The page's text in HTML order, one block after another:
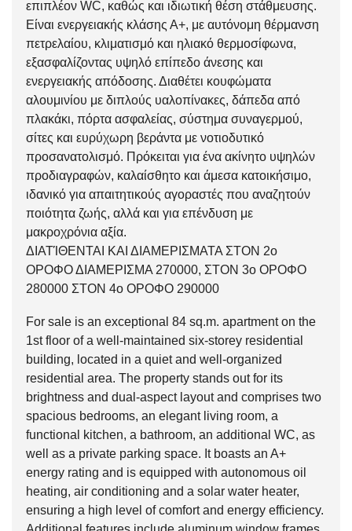
επιπλέον WC, καθώς και ιδιωτική θέση στάθμευσης.
Είναι ενεργειακής κλάσης Α+, με αυτόνομη θέρμανση
πετρελαίου, κλιματισμό και ηλιακό θερμοσίφωνα,
εξασφαλίζοντας υψηλό επίπεδο άνεσης και
ενεργειακής απόδοσης. Διαθέτει κουφώματα
αλουμινίου με διπλούς υαλοπίνακες, δάπεδα από
πλακάκι, πόρτα ασφαλείας, σύστημα συναγερμού,
σίτες και ευρύχωρη βεράντα με νοτιοδυτικό
προσανατολισμό. Πρόκειται για ένα ακίνητο υψηλών
προδιαγραφών, καλαίσθητο και άμεσα κατοικήσιμο,
ιδανικό για απαιτητικούς αγοραστές που αναζητούν
ποιότητα ζωής, αλλά και για επένδυση με
μακροχρόνια αξία.
ΔΙΑΤΊΘΕΝΤΑΙ ΚΑΙ ΔΙΑΜΕΡΙΣΜΑΤΑ ΣΤΟΝ 2ο
ΟΡΟΦΟ ΔΙΑΜΕΡΙΣΜΑ 270000, ΣΤΟΝ 3ο ΟΡΟΦΟ
280000 ΣΤΟΝ 4ο ΟΡΟΦΟ 290000
For sale is an exceptional 84 sq.m. apartment on the
1st floor of a well-maintained six-storey residential
building, located in a quiet and well-organized
residential area. The property stands out for its
brightness and dual-aspect layout and comprises two
spacious bedrooms, an elegant living room, a
functional kitchen, a bathroom, an additional WC, as
well as a private parking space. It boasts an A+
energy rating and is equipped with autonomous oil
heating, air conditioning and a solar water heater,
ensuring a high level of comfort and energy efficiency.